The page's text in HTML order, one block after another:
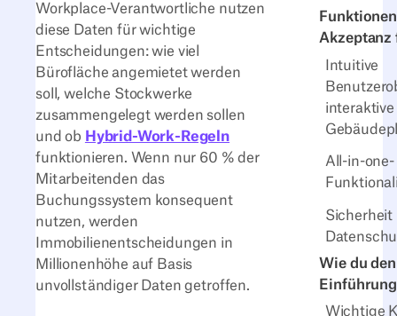
Akzeptanz
Intuitive
interaktive
All-in-one-
Sicherheit
Wie du den
Wichtige
Workplace-Verantwortliche nutzen
diese Daten für wichtige
Entscheidungen: wie viel
Bürofläche angemietet werden
soll, welche Stockwerke
zusammengelegt werden sollen
und ob Hybrid-Work-Regeln
funktionieren. Wenn nur 60 % der
Mitarbeitenden das
Buchungssystem konsequent
nutzen, werden
Immobilienentscheidungen in
Millionenhöhe auf Basis
unvollständiger Daten getroffen.